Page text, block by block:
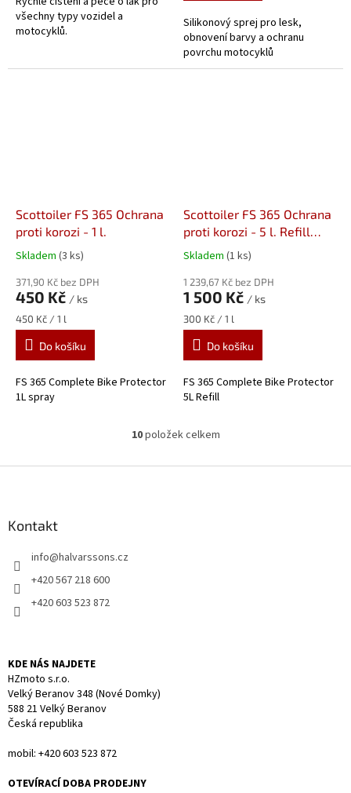
všechny typy vozidel a
motocyklů.
Silikonový sprej pro lesk,
obnovení barvy a ochranu
povrchu motocyklů
Scottoiler FS 365 Ochrana
proti korozi - 1 l.
Skladem (3 ks)
371,90 Kč bez DPH
450 Kč / ks
Měrná
cena:
450 Kč / 1 l
Do košíku
FS 365 Complete Bike Protector
1L spray
Scottoiler FS 365 Ochrana
proti korozi - 5 l. Refill
balení
Skladem (1 ks)
1 239,67 Kč bez DPH
1 500 Kč / ks
Měrná
cena:
300 Kč / 1 l
Do košíku
FS 365 Complete Bike Protector
5L Refill
O
l
10položek celkem
Kontakt
info@halvarssons.cz
+420 567 218 600
+420 603 523 872
KDE NÁS NAJDETE
HZmoto s.r.o.
Velký Beranov 348 (Nové Domky)
588 21 Velký Beranov
Česká republika
mobil: +420 603 523 872
OTEVÍRACÍ DOBA PRODEJNY